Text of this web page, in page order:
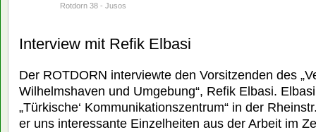
Rotdorn 38 - Jusos
Interview mit Refik Elbasi
Der ROTDORN interviewte den Vorsitzenden des
Wilhelmshaven und Umgebung“, Refik Elbasi.
„Türkische‘ Kommunikationszentrum“ in der
er uns interessante Einzelheiten aus der Arbeit im